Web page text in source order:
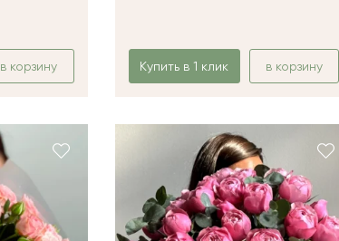
в корзину Купить в 1 клик в корзину